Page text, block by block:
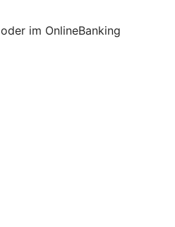
im OnlineBanking